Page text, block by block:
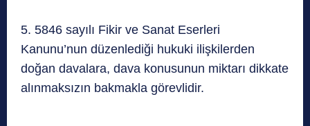
5. 5846 sayılı Fikir ve Sanat Eserleri
Kanunu’nun düzenlediği hukuki ilişkilerden
doğan davalara, dava konusunun miktarı dikkate
alınmaksızın bakmakla görevlidir.